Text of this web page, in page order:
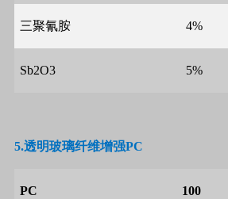
三聚氰胺 4%
Sb2O3 5%
5.透明玻璃纤维增强PC
PC 100